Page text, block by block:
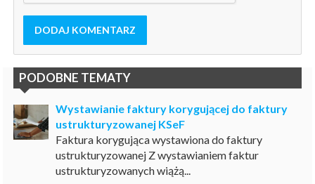
DODAJ KOMENTARZ
PODOBNE TEMATY
Wystawianie faktury korygującej do faktury
ustrukturyzowanej KSeF
Faktura korygująca wystawiona do faktury
ustrukturyzowanej Z wystawianiem faktur
ustrukturyzowanych wiążą...